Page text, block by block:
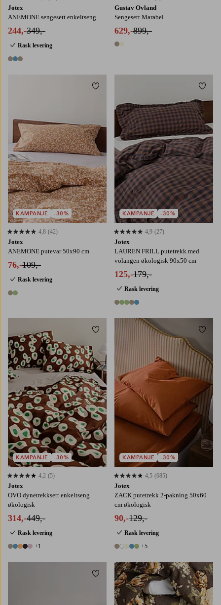
Jotex
ANEMONE sengesett enkeltseng
244,-349,-
Rask levering
3 farger
Gustav Ovland
Sengesett Marabel
629,-899,-
2 farger
Jotex
ANEMONE putevar 50x90 cm
76,-109,-
Rask levering
2 farger
4,8 basert på 42 karaktergivninger
4,8 (42)
KAMPANJE -30%
Legg til favoritter
Jotex
LAUREN FRILL putetrekk med
volangen økologisk 90x50 cm
125,-179,-
Rask levering
5 farger
4,9 basert på 27 karaktergivninger
4,9 (27)
KAMPANJE -30%
Jotex
OVO dynetrekksett enkeltseng
økologisk
314,-449,-
Rask levering
6 farger
+1
4,2 basert på 5 karaktergivninger
4,2 (5)
KAMPANJE -30%
Legg til favoritter
Jotex
ZACK putetrekk 2-pakning 50x60
cm økologisk
90,-129,-
Rask levering
10 farger
+5
4,5 basert på 685 karaktergivninger
4,5 (685)
KAMPANJE -30%
Legg til favoritter
90X200 180X200